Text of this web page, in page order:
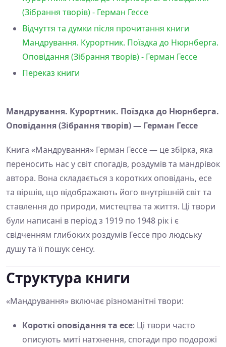
(Зібрання творів) - Герман Гессе
Відчуття та думки після прочитання книги
Мандрування. Курортник. Поїздка до Нюрнберга.
Оповідання (Зібрання творів) - Герман Гессе
Переказ книги
Мандрування. Курортник. Поїздка до Нюрнберга.
Оповідання (Зібрання творів) — Герман Гессе
Книга «Мандрування» Герман Гессе — це збірка, яка
переносить нас у світ спогадів, роздумів та мандрівок
автора. Вона складається з коротких оповідань, есе
та віршів, що відображають його внутрішній світ та
ставлення до природи, мистецтва та життя. Ці твори
були написані в період з 1919 по 1948 рік і є
свідченням глибоких роздумів Гессе про людську
душу та її пошук сенсу.
Структура книги
«Мандрування» включає різноманітні твори:
Короткі оповідання та есе: Ці твори часто
описують миті натхнення, спогади про подорожі